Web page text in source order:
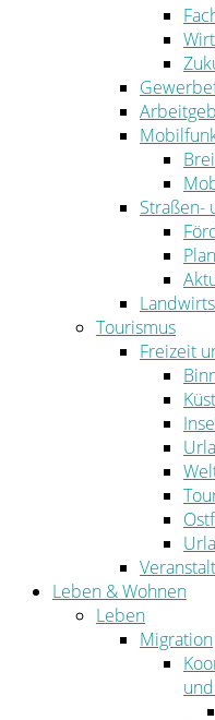
Straßen-
Tourismus
Freizeit
Leben & Wohnen
Leben
Migration